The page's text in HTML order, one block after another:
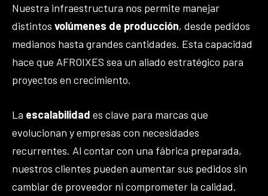
Nuestra infraestructura nos permite manejar
distintos volúmenes de producción, desde pedidos
medianos hasta grandes cantidades. Esta capacidad
hace que AFROIXES sea un aliado estratégico para
proyectos en crecimiento.
La escalabilidad es clave para marcas que
evolucionan y empresas con necesidades
recurrentes. Al contar con una fábrica preparada,
nuestros clientes pueden aumentar sus pedidos sin
cambiar de proveedor ni comprometer la calidad.